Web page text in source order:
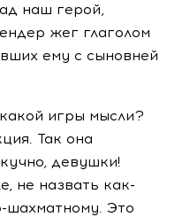
наш герой,
жег глаголом
ему с сыновней
игры мысли?
Так она
девушки!
не назвать как-
шахматному. Это